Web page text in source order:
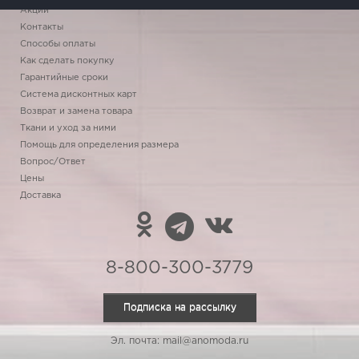
Акции
Контакты
Способы оплаты
Как сделать покупку
Гарантийные сроки
Система дисконтных карт
Возврат и замена товара
Ткани и уход за ними
Помощь для определения размера
Вопрос/Ответ
Цены
Доставка
8-800-300-3779
Подписка на рассылку
Эл. почта: mail@anomoda.ru